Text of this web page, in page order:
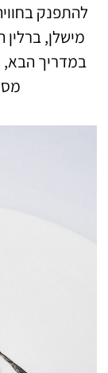
להתפנק
מישלן,
במדריך הבא,